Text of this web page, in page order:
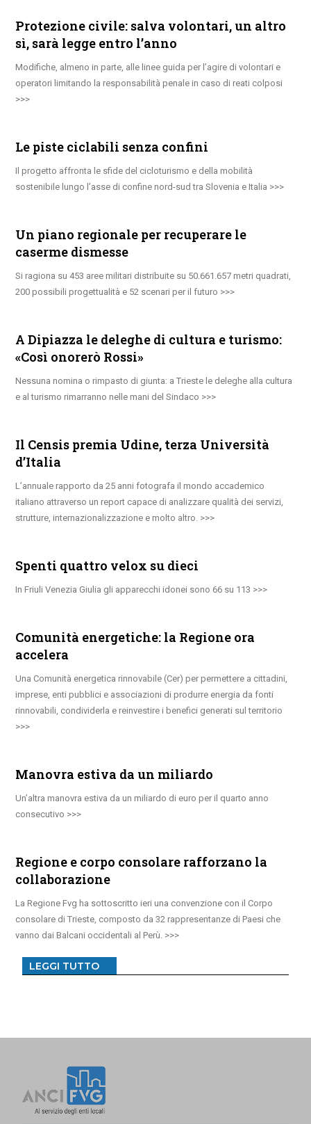
Protezione civile: salva volontari, un altro
sì, sarà legge entro l’anno
Modifiche, almeno in parte, alle linee guida per l’agire di volontari e
operatori limitando la responsabilità penale in caso di reati colposi
Le piste ciclabili senza confini
Il progetto affronta le sfide del cicloturismo e della mobilità
sostenibile lungo l’asse di confine nord-sud tra Slovenia e Italia
Un piano regionale per recuperare le
caserme dismesse
Si ragiona su 453 aree militari distribuite su 50.661.657 metri quadrati,
200 possibili progettualità e 52 scenari per il futuro
A Dipiazza le deleghe di cultura e turismo:
«Così onorerò Rossi»
Nessuna nomina o rimpasto di giunta: a Trieste le deleghe alla cultura
e al turismo rimarranno nelle mani del Sindaco
Il Censis premia Udine, terza Università
d’Italia
L’annuale rapporto da 25 anni fotografa il mondo accademico
italiano attraverso un report capace di analizzare qualità dei servizi,
strutture, internazionalizzazione e molto altro.
Spenti quattro velox su dieci
In Friuli Venezia Giulia gli apparecchi idonei sono 66 su 113
Comunità energetiche: la Regione ora
accelera
Una Comunità energetica rinnovabile (Cer) per permettere a cittadini,
imprese, enti pubblici e associazioni di produrre energia da fonti
rinnovabili, condividerla e reinvestire i benefici generati sul territorio
Manovra estiva da un miliardo
Un’altra manovra estiva da un miliardo di euro per il quarto anno
consecutivo
Regione e corpo consolare rafforzano la
collaborazione
La Regione Fvg ha sottoscritto ieri una convenzione con il Corpo
consolare di Trieste, composto da 32 rappresentanze di Paesi che
vanno dai Balcani occidentali al Perù.
LEGGI TUTTO